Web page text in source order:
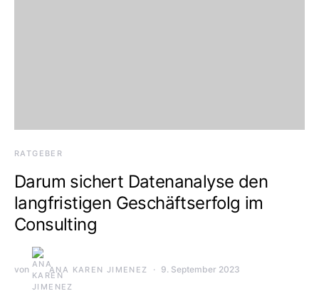
RATGEBER
Darum sichert Datenanalyse den
langfristigen Geschäftserfolg im
Consulting
von ANA KAREN JIMENEZ 9. September 2023